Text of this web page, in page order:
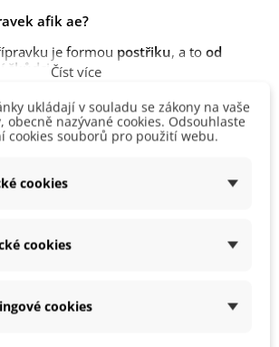
afik ae?
je formou postřiku, a to od
škůdci.
ty škůdce, které jsou přípravkem
rostliny roztokem postříkat
Číst více
hodit
ukládají v souladu se zákony na vaše
obecně nazývané cookies. Odsouhlaste
cookies souborů pro použití webu.
cookies
cookies
cookies